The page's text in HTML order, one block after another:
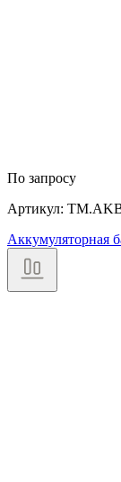
По запросу
Артикул:
Аккумуляторная